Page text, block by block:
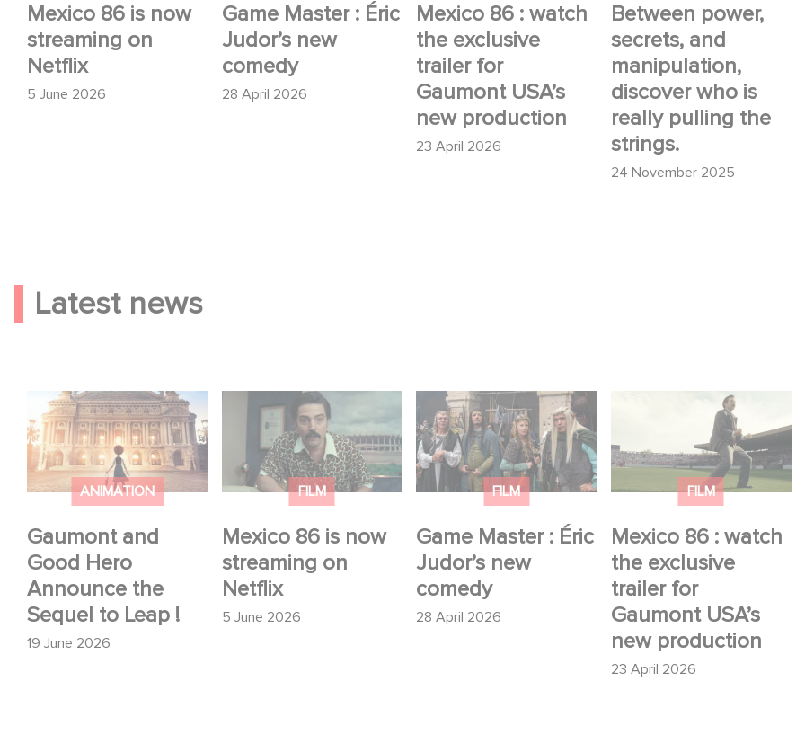
Mexico 86 is now
streaming on
Netflix
5 June 2026
Game Master : Éric
Judor’s new
comedy
28 April 2026
Mexico 86 : watch
the exclusive
trailer for
Gaumont USA’s
new production
23 April 2026
Between power,
secrets, and
manipulation,
discover who is
really pulling the
strings.
24 November 2025
Latest news
ANIMATION
Gaumont and
Good Hero
Announce the
Sequel to Leap !
19 June 2026
Gaumont and Good
Hero Announce the
Sequel to Leap !
FILM
Mexico 86 is now
streaming on
Netflix
5 June 2026
Mexico 86 is now
streaming on Netflix
FILM
Game Master : Éric
Judor’s new
comedy
28 April 2026
Game Master : Éric
Judor’s new comedy
FILM
Mexico 86 : watch
the exclusive
trailer for
Gaumont USA’s
new production
23 April 2026
Mexico 86 : watch the
exclusive trailer for
Gaumont USA’s new
production